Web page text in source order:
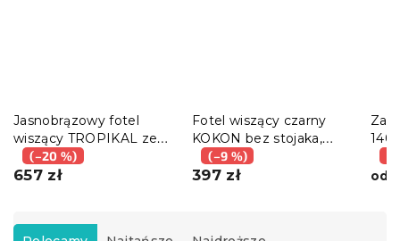
Jasnobrązowy fotel
wiszący TROPIKAL ze
stojakiem
(–20 %)
657 zł
Fotel wiszący czarny
KOKON bez stojaka,
szara poduszka
(–9 %)
397 zł od
S